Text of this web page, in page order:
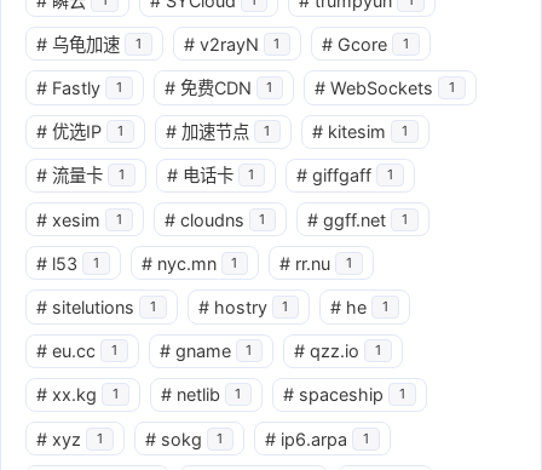
# 乌龟加速 1 # v2rayN 1 # Gcore 1
# Fastly 1 # 免费CDN 1 # WebSockets 1
# 优选IP 1 # 加速节点 1 # kitesim 1
# 流量卡 1 # 电话卡 1 # giffgaff 1
# xesim 1 # cloudns 1 # ggff.net 1
# l53 1 # nyc.mn 1 # rr.nu 1
# sitelutions 1 # hostry 1 # he 1
# eu.cc 1 # gname 1 # qzz.io 1
# xx.kg 1 # netlib 1 # spaceship 1
# xyz 1 # sokg 1 # ip6.arpa 1